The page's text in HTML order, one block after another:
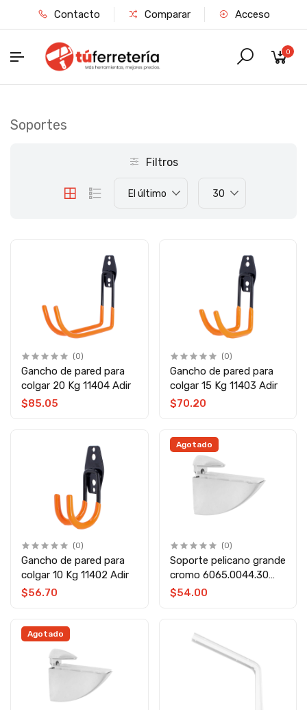
Contacto Comparar Acceso
0
Soportes
Filtros
El último 30
(0)
Gancho de pared para
colgar 20 Kg 11404 Adir
$85.05
(0)
Gancho de pared para
colgar 15 Kg 11403 Adir
$70.20
(0)
Gancho de pared para
colgar 10 Kg 11402 Adir
$56.70
Agotado
(0)
Soporte pelicano grande
cromo 6065.0044.30
Soprano
$54.00
Agotado